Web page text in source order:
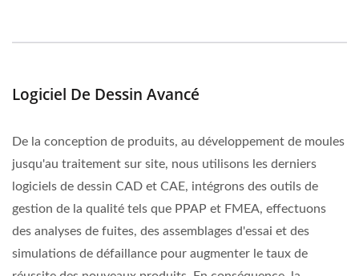
Logiciel De Dessin Avancé
De la conception de produits, au développement de moules
jusqu'au traitement sur site, nous utilisons les derniers
logiciels de dessin CAD et CAE, intégrons des outils de
gestion de la qualité tels que PPAP et FMEA, effectuons
des analyses de fuites, des assemblages d'essai et des
simulations de défaillance pour augmenter le taux de